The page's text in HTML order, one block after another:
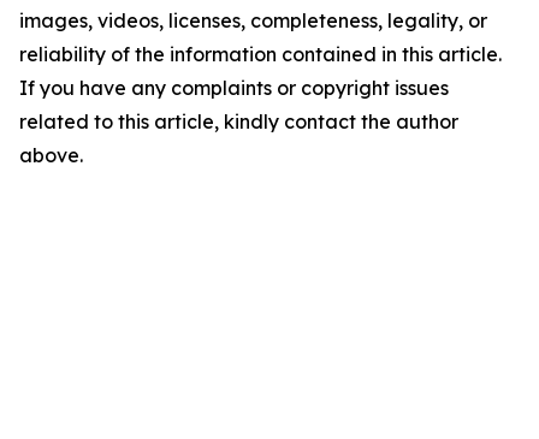
images, videos, licenses, completeness, legality, or
reliability of the information contained in this article.
If you have any complaints or copyright issues
related to this article, kindly contact the author
above.